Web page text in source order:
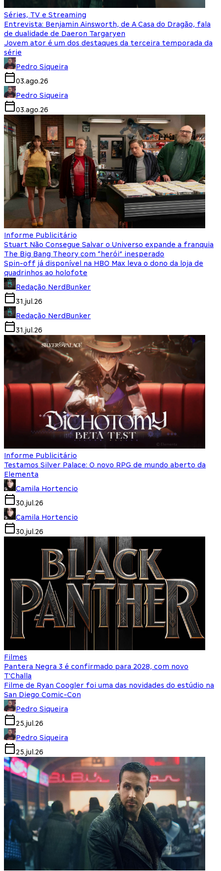
Séries, TV e Streaming
Entrevista: Benjamin Ainsworth, de A Casa do Dragão, fala
de dualidade de Daeron Targaryen
Jovem ator é um dos destaques da terceira temporada da
série
Pedro Siqueira
03.ago.26
Pedro Siqueira
03.ago.26
Informe Publicitário
Stuart Não Consegue Salvar o Universo expande a franquia
The Big Bang Theory com “herói” inesperado
Spin-off já disponível na HBO Max leva o dono da loja de
quadrinhos ao holofote
Redação NerdBunker
31.jul.26
Redação NerdBunker
31.jul.26
Informe Publicitário
Testamos Silver Palace: O novo RPG de mundo aberto da
Elementa
Camila Hortencio
30.jul.26
Camila Hortencio
30.jul.26
Filmes
Pantera Negra 3 é confirmado para 2028, com novo
T'Challa
Filme de Ryan Coogler foi uma das novidades do estúdio na
San Diego Comic-Con
Pedro Siqueira
25.jul.26
Pedro Siqueira
25.jul.26